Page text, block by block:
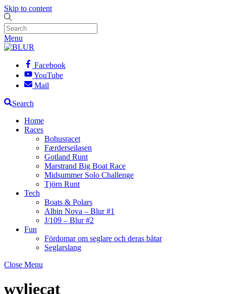
Skip to content
Menu
Facebook
YouTube
Mail
Search
Home
Races
Bohusracet
Færderseilasen
Gotland Runt
Marstrand Big Boat Race
Midsummer Solo Challenge
Tjörn Runt
Tech
Boats & Polars
Albin Nova – Blur #1
J/109 – Blur #2
Fun
Fördomar om seglare och deras båtar
Seglarslang
Close Menu
wyliecat